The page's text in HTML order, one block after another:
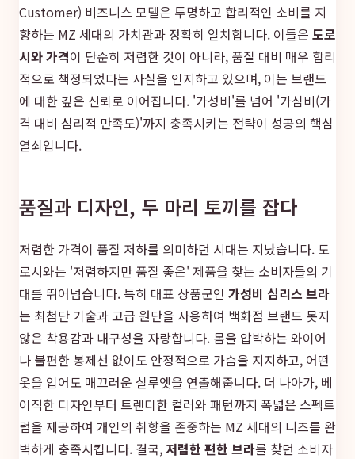
Customer) 비즈니스 모델은 투명하고 합리적인 소비를 지
향하는 MZ 세대의 가치관과 정확히 일치합니다. 이들은 도로
시와 가격이 단순히 저렴한 것이 아니라, 품질 대비 매우 합리
적으로 책정되었다는 사실을 인지하고 있으며, 이는 브랜드
에 대한 깊은 신뢰로 이어집니다. '가성비'를 넘어 '가심비(가
격 대비 심리적 만족도)'까지 충족시키는 전략이 성공의 핵심
열쇠입니다.
품질과 디자인, 두 마리 토끼를 잡다
저렴한 가격이 품질 저하를 의미하던 시대는 지났습니다. 도
로시와는 '저렴하지만 품질 좋은' 제품을 찾는 소비자들의 기
대를 뛰어넘습니다. 특히 대표 상품군인 가성비 심리스 브라
는 최첨단 기술과 고급 원단을 사용하여 백화점 브랜드 못지
않은 착용감과 내구성을 자랑합니다. 몸을 압박하는 와이어
나 불편한 봉제선 없이도 안정적으로 가슴을 지지하고, 어떤
옷을 입어도 매끄러운 실루엣을 연출해줍니다. 더 나아가, 베
이직한 디자인부터 트렌디한 컬러와 패턴까지 폭넓은 스펙트
럼을 제공하여 개인의 취향을 존중하는 MZ 세대의 니즈를 완
벽하게 충족시킵니다. 결국, 저렴한 편한 브라를 찾던 소비자